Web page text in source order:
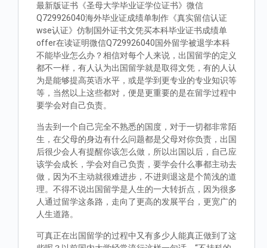
最新版证书《圣母大学毕业证学位证书》微信
Q729926040海外毕业证成绩单制作《真实留信认证
wse认证》仿制国外证书文凭买本科毕业证书成绩单
offer在读证明微信Q729926040国外留学被退学本科
不能毕业怎么办？相信对每个人来说，出国留学的定义
都不一样，有人认为出国留学就是取得文凭，有的人认
为是能够提高英语水平，或是学到更专业的专业知识等
等，当然以上这些都对，便是更重要的是在留学过程中
要学会对自己负责。
当去到一个自己完全不熟悉的国度，对于一切都非常陌
生，在父母的身边有什么问题都是父母对你负责，出国
后很少会人有提醒你该怎么做，所以出国以后，自己应
该学会成长，学会对自己负责，要学会什么事都主动去
做，因为不主动就很难进步，不进则退这是个简浅的道
理。不得不说出国留学是人生的一大转折点，因为很多
人通过留学这条路，走向了更高的发展平台，更宽广的
人生道路。
可真正在出国留学的过程中又有多少人能真正做到了这